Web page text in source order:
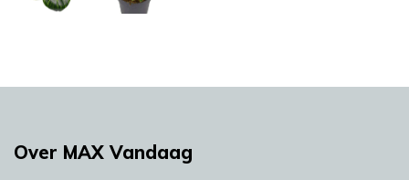
Over MAX Vandaag